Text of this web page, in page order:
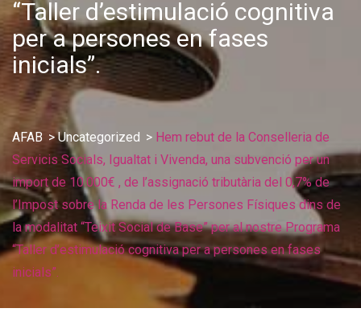
“Taller d’estimulació cognitiva
per a persones en fases
inicials”.
AFAB >Uncategorized > Hem rebut de la Conselleria de
Servicis Socials, Igualtat i Vivenda, una subvenció per un
import de 10.000€ , de l’assignació tributària del 0,7% de
l’Impost sobre la Renda de les Persones Físiques dins de
la modalitat “Teixit Social de Base” per al nostre Programa
“Taller d’estimulació cognitiva per a persones en fases
inicials”.